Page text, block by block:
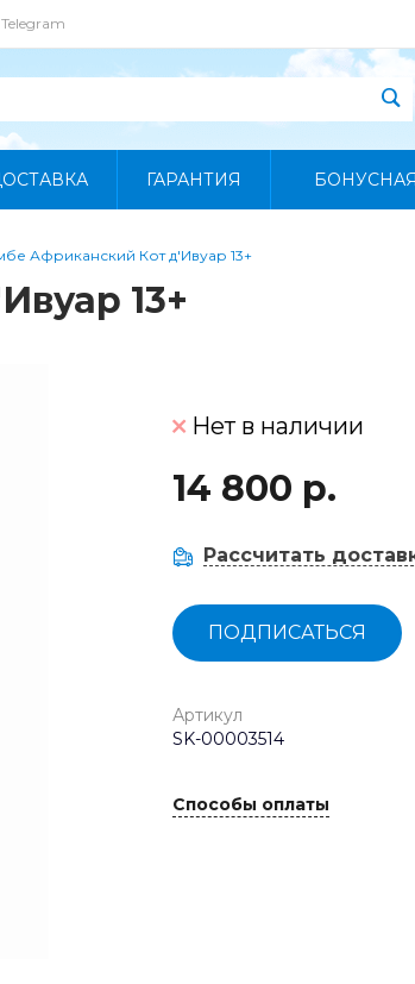
Telegram
ГАРАНТИЯ
Африканский Кот д'Ивуар 13+
13+
Нет в наличии
14 800 р.
Рассчитать
ПОДПИСАТЬСЯ
Артикул
SK-00003514
Способы оплаты